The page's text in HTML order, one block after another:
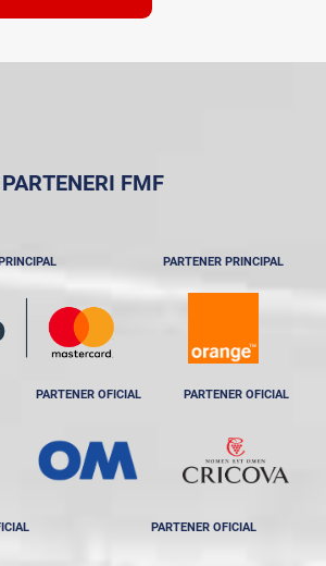
PARTENERI FMF
PARTENER PRINCIPAL
PARTENER OFICIAL PARTENER OFICIAL
PARTENER OFICIAL